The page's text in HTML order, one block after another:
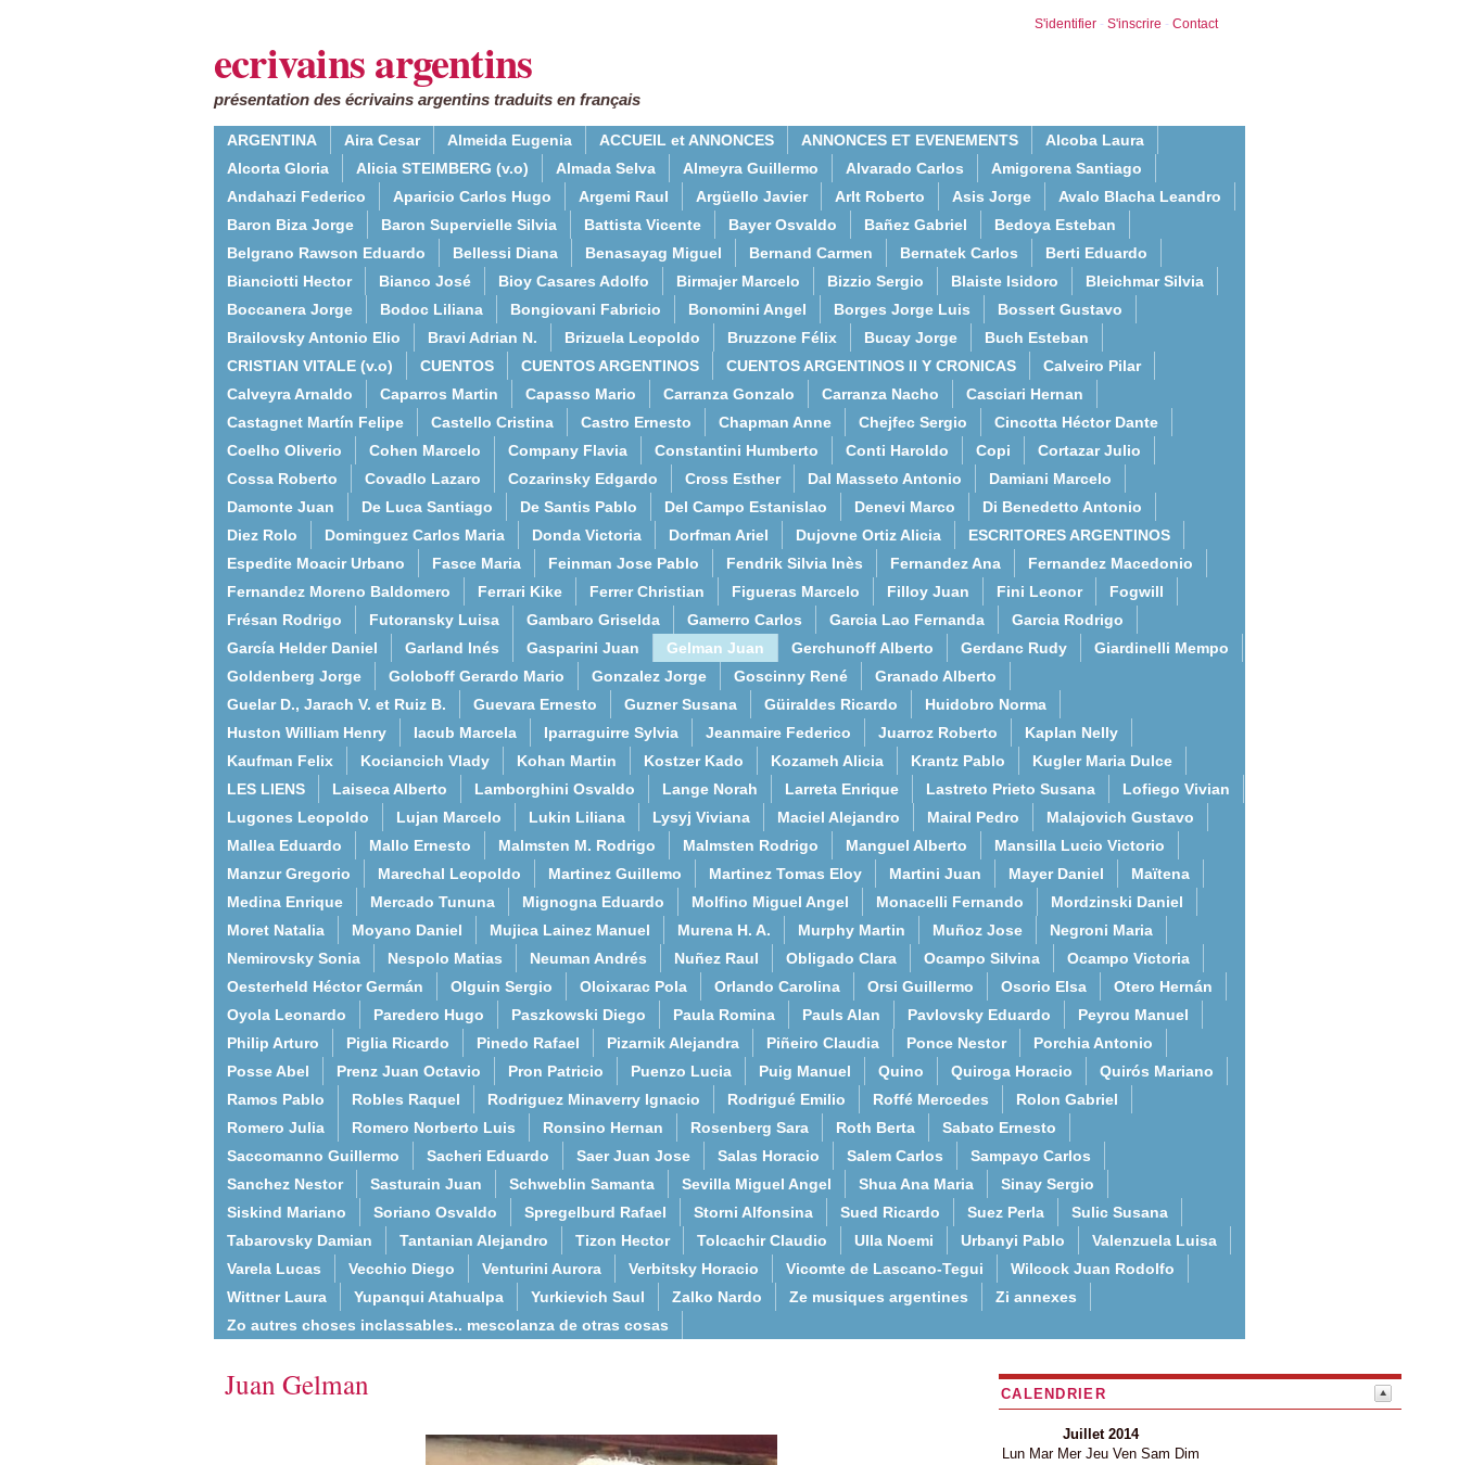
S'identifier - S'inscrire - Contact
ecrivains argentins
présentation des écrivains argentins traduits en français
ARGENTINA Aira Cesar Almeida Eugenia ACCUEIL et ANNONCES ANNONCES ET EVENEMENTS
Alcoba Laura
Alcorta Gloria
Alicia STEIMBERG (v.o) Almada Selva Almeyra Guillermo Alvarado Carlos
Amigorena Santiago
Andahazi Federico
Aparicio Carlos Hugo Argemi Raul Argüello Javier Arlt Roberto Asis Jorge
Avalo Blacha Leandro
Baron Biza Jorge
Baron Supervielle Silvia Battista Vicente Bayer Osvaldo Bañez Gabriel
Bedoya Esteban
Belgrano Rawson Eduardo
Bellessi Diana Benasayag Miguel Bernand Carmen Bernatek Carlos
Berti Eduardo
Bianciotti Hector
Bianco José Bioy Casares Adolfo Birmajer Marcelo Bizzio Sergio Blaiste Isidoro
Bleichmar Silvia
Boccanera Jorge
Bodoc Liliana Bongiovani Fabricio Bonomini Angel Borges Jorge Luis
Bossert Gustavo
Brailovsky Antonio Elio
Bravi Adrian N. Brizuela Leopoldo Bruzzone Félix Bucay Jorge
Buch Esteban
CRISTIAN VITALE (v.o)
CUENTOS CUENTOS ARGENTINOS CUENTOS ARGENTINOS II Y CRONICAS
Calveiro Pilar
Calveyra Arnaldo
Caparros Martin Capasso Mario Carranza Gonzalo Carranza Nacho
Casciari Hernan
Castagnet Martín Felipe
Castello Cristina Castro Ernesto Chapman Anne Chejfec Sergio
Cincotta Héctor Dante
Coelho Oliverio
Cohen Marcelo Company Flavia Constantini Humberto Conti Haroldo Copi
Cortazar Julio
Cossa Roberto
Covadlo Lazaro Cozarinsky Edgardo Cross Esther Dal Masseto Antonio
Damiani Marcelo
Damonte Juan
De Luca Santiago De Santis Pablo Del Campo Estanislao Denevi Marco
Di Benedetto Antonio
Diez Rolo
Dominguez Carlos Maria Donda Victoria Dorfman Ariel Dujovne Ortiz Alicia
ESCRITORES ARGENTINOS
Espedite Moacir Urbano
Fasce Maria Feinman Jose Pablo Fendrik Silvia Inès Fernandez Ana
Fernandez Macedonio
Fernandez Moreno Baldomero
Ferrari Kike Ferrer Christian Figueras Marcelo Filloy Juan Fini Leonor
Fogwill
Frésan Rodrigo
Futoransky Luisa Gambaro Griselda Gamerro Carlos Garcia Lao Fernanda
Garcia Rodrigo
García Helder Daniel
Garland Inés Gasparini Juan Gelman Juan Gerchunoff Alberto Gerdanc Rudy
Giardinelli Mempo
Goldenberg Jorge
Goloboff Gerardo Mario Gonzalez Jorge Goscinny René
Granado Alberto
Guelar D., Jarach V. et Ruiz B.
Guevara Ernesto Guzner Susana Güiraldes Ricardo
Huidobro Norma
Huston William Henry
Iacub Marcela Iparraguirre Sylvia Jeanmaire Federico Juarroz Roberto
Kaplan Nelly
Kaufman Felix
Kociancich Vlady Kohan Martin Kostzer Kado Kozameh Alicia Krantz Pablo
Kugler Maria Dulce
LES LIENS
Laiseca Alberto Lamborghini Osvaldo Lange Norah Larreta Enrique Lastreto Prieto Susana
Lofiego Vivian
Lugones Leopoldo
Lujan Marcelo Lukin Liliana Lysyj Viviana Maciel Alejandro Mairal Pedro
Malajovich Gustavo
Mallea Eduardo
Mallo Ernesto Malmsten M. Rodrigo Malmsten Rodrigo Manguel Alberto
Mansilla Lucio Victorio
Manzur Gregorio
Marechal Leopoldo Martinez Guillemo Martinez Tomas Eloy Martini Juan Mayer Daniel
Maïtena
Medina Enrique
Mercado Tununa Mignogna Eduardo Molfino Miguel Angel Monacelli Fernando
Mordzinski Daniel
Moret Natalia
Moyano Daniel Mujica Lainez Manuel Murena H. A. Murphy Martin Muñoz Jose
Negroni Maria
Nemirovsky Sonia
Nespolo Matias Neuman Andrés Nuñez Raul Obligado Clara Ocampo Silvina
Ocampo Victoria
Oesterheld Héctor Germán
Olguin Sergio Oloixarac Pola Orlando Carolina Orsi Guillermo Osorio Elsa
Otero Hernán
Oyola Leonardo
Paredero Hugo Paszkowski Diego Paula Romina Pauls Alan Pavlovsky Eduardo
Peyrou Manuel
Philip Arturo
Piglia Ricardo Pinedo Rafael Pizarnik Alejandra Piñeiro Claudia Ponce Nestor
Porchia Antonio
Posse Abel
Prenz Juan Octavio Pron Patricio Puenzo Lucia Puig Manuel Quino Quiroga Horacio
Quirós Mariano
Ramos Pablo
Robles Raquel Rodriguez Minaverry Ignacio Rodrigué Emilio Roffé Mercedes
Rolon Gabriel
Romero Julia
Romero Norberto Luis Ronsino Hernan Rosenberg Sara Roth Berta
Sabato Ernesto
Saccomanno Guillermo
Sacheri Eduardo Saer Juan Jose Salas Horacio Salem Carlos
Sampayo Carlos
Sanchez Nestor
Sasturain Juan Schweblin Samanta Sevilla Miguel Angel Shua Ana Maria
Sinay Sergio
Siskind Mariano
Soriano Osvaldo Spregelburd Rafael Storni Alfonsina Sued Ricardo Suez Perla
Sulic Susana
Tabarovsky Damian
Tantanian Alejandro Tizon Hector Tolcachir Claudio Ulla Noemi Urbanyi Pablo
Valenzuela Luisa
Varela Lucas
Vecchio Diego Venturini Aurora Verbitsky Horacio Vicomte de Lascano-Tegui
Wilcock Juan Rodolfo
Wittner Laura
Yupanqui Atahualpa Yurkievich Saul Zalko Nardo Ze musiques argentines
Zi annexes
Zo autres choses inclassables.. mescolanza de otras cosas
Juan Gelman CALENDRIER
Juillet 2014
Lun Mar Mer Jeu Ven Sam Dim